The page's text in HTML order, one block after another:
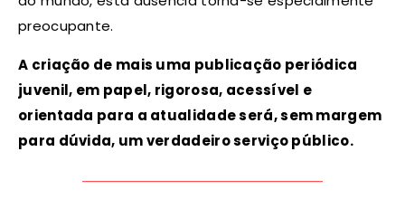
preocupante.
A criação de mais uma publicação periódica
juvenil, em papel, rigorosa, acessível e
orientada para a atualidade será, sem margem
para dúvida, um verdadeiro serviço público.